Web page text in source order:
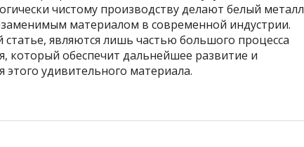
чистому производству делают белый металл
материалом в современной индустрии.
являются лишь частью большого процесса
который обеспечит дальнейшее развитие и
удивительного материала.